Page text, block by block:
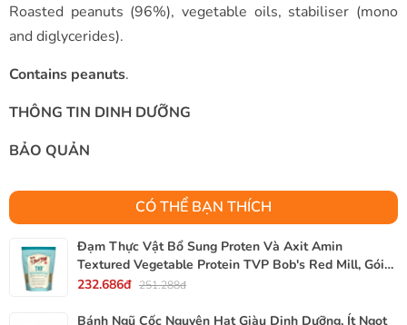
Roasted peanuts (96%), vegetable oils, stabiliser (mono
and diglycerides).
Contains peanuts.
THÔNG TIN DINH DƯỠNG
BẢO QUẢN
CÓ THỂ BẠN THÍCH
Đạm Thực Vật Bổ Sung Proten Và Axit Amin
Textured Vegetable Protein TVP Bob's Red Mill, Gói
340g, 12 Oz.
232.686đ 251.288đ
Bánh Ngũ Cốc Nguyên Hạt Giàu Dinh Dưỡng, Ít Ngọt